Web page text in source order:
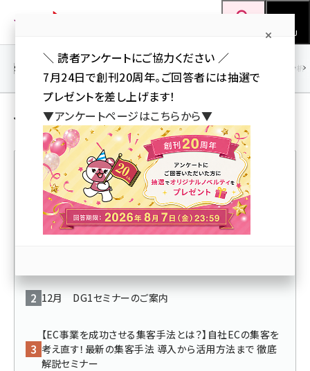
ン
MENU
seo (3516)
ai (2799)
youtube (2420)
note (2308)
z世代 (1617)
llmo (1155)
SEO アクセス解析／データ分析
イベント／セミナー の ユーザー投稿記事
人気記事ランキング
12月 DG1セミナーのご案内
【EC事業を成功させる集客手法とは？】自社ECの集客を
考え直す！最新の集客手法 導入から活用方法まで 徹底
解説セミナー
＼ 読者アンケートにご協力ください ／
7月24日で創刊20周年。ご回答者には抽選で
プレゼントを差し上げます！
▼アンケートページはこちらから▼